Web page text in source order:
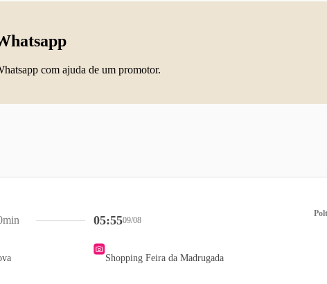
com ajuda de um promotor.
05:5509/08
Shopping Feira da Madrugada